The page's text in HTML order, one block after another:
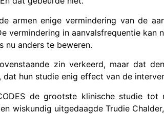
armen enige vermindering van de
vermindering in aanvalsfrequentie kan
nu anders te beweren.
zin verkeerd, maar dat
dat hun studie enig effect van de
de grootste klinische studie
wiskundig uitgedaagde Trudie